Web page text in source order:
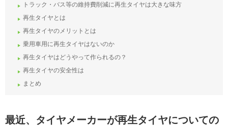
トラック・バス等の維持費削減に再生タイヤは大きな味方
再生タイヤとは
再生タイヤのメリットとは
乗用車用に再生タイヤはないのか
再生タイヤはどうやって作られるの？
再生タイヤの安全性は
まとめ
最近、タイヤメーカーが再生タイヤについての